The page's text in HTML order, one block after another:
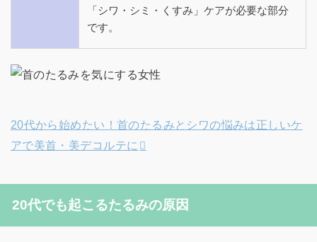
「シワ・シミ・くすみ」ケアが必要な部分
です。
20代から始めたい！首のたるみとシワの悩みは正しいケ
アで美首・美デコルテに
20代でも起こるたるみの原因